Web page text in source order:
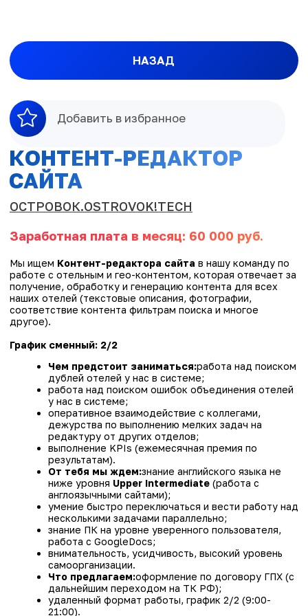
НАЗАД
КОНТЕНТ-РЕДАКТОР
САЙТА
Заработная плата в месяц: 60 000 руб.
Мы ищемКонтент-редактора сайта
получение, обработку и генерацию контента для всех
наших отелей (текстовые описания, фотографии,
Чем предстоит заниматься:работа над поиском
дублей отелей у нас в системе;
работа над поиском ошибок объединения отелей
у нас в системе;
оперативное взаимодействие с коллегами,
дежурства по выполнению мелких задач на
редактуру от других отделов;
выполнение KPIs (ежемесячная премия по
результатам).
ниже уровняUpper Intermediate
англоязычными сайтами);
умение быстро переключаться и вести работу над
несколькими задачами параллельно;
знание ПК на уровне уверенного пользователя,
работа с GoogleDocs;
внимательность, усидчивость, высокий уровень
самоорганизации.
Что предлагаем:оформление по договору ГПХ (с
дальнейшим переходом на ТК РФ);
удаленный формат работы, график 2/2 (9:00-
21:00).